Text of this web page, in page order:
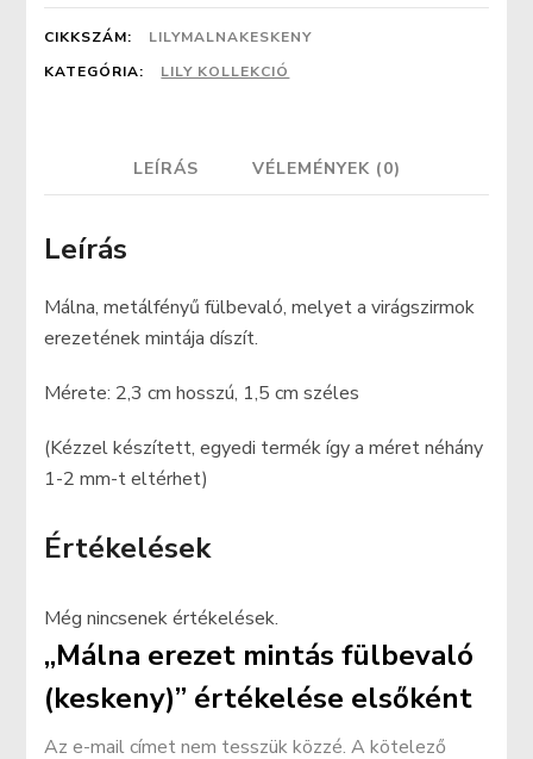
(keskeny)
mennyiség
CIKKSZÁM:
LILYMALNAKESKENY
KATEGÓRIA:
LILY KOLLEKCIÓ
LEÍRÁS VÉLEMÉNYEK (0)
Leírás
Málna, metálfényű fülbevaló, melyet a virágszirmok
erezetének mintája díszít.
Mérete: 2,3 cm hosszú, 1,5 cm széles
(Kézzel készített, egyedi termék így a méret néhány
1-2 mm-t eltérhet)
Értékelések
Még nincsenek értékelések.
„Málna erezet mintás fülbevaló
(keskeny)” értékelése elsőként
Az e-mail címet nem tesszük közzé. A kötelező